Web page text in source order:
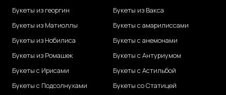
Букеты из георгин
Букеты из Матиоллы
Букеты из Нобилиса
Букеты из Ромашек
Букеты с Ирисами
Букеты с Подсолнухами
Букеты из Вакса
Букеты с амарилиссами
Букеты с анемонами
Букеты с Антуриумом
Букеты с Астильбой
Букеты со Статицей